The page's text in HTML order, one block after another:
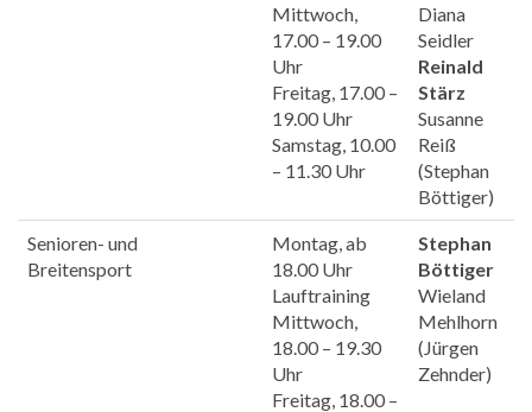
Mittwoch,
17.00 – 19.00
Uhr
Freitag, 17.00 –
19.00 Uhr
Samstag, 10.00
– 11.30 Uhr
Diana
Seidler
Reinald
Stärz
Susanne
Reiß
(Stephan
Böttiger)
Senioren- und
Breitensport
Montag, ab
18.00 Uhr
Lauftraining
Mittwoch,
18.00 – 19.30
Uhr
Freitag, 18.00 –
Stephan
Böttiger
Wieland
Mehlhorn
(Jürgen
Zehnder)